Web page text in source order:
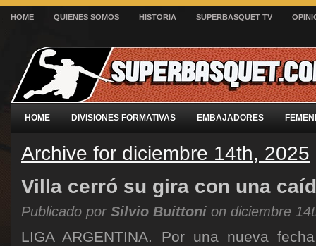
HOME QUIENES SOMOS HISTORIA SUPERBASQUET TV
HOME DIVISIONES FORMATIVAS EMBAJADORES
Archive for diciembre 14th, 2025
Villa cerró su gira con una
Publicado por Silvio Buittoni on diciembre
LIGA ARGENTINA. Por una nueva